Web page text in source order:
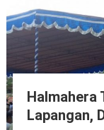
Halmahera
Lapangan,